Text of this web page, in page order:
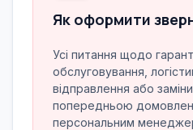
Як оформити
Усі питання щодо
обслуговування,
відправлення або
попередньою
персональним